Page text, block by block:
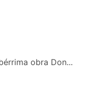
obra Don...